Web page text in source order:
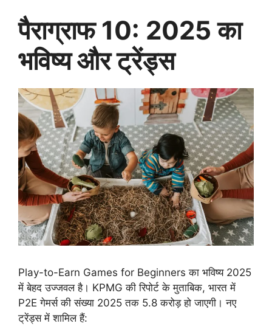
पैराग्राफ 10: 2025 का
भविष्य और ट्रेंड्स
Play-to-Earn Games for Beginners का भविष्य 2025
में बेहद उज्जवल है। KPMG की रिपोर्ट के मुताबिक, भारत में
P2E गेमर्स की संख्या 2025 तक 5.8 करोड़ हो जाएगी। नए
ट्रेंड्स में शामिल हैं: